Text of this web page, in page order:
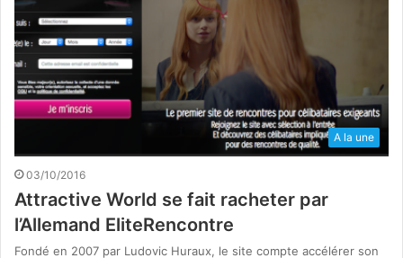
A la une
03/10/2016
Attractive World se fait racheter par
l’Allemand EliteRencontre
Fondé en 2007 par Ludovic Huraux, le site compte accélérer son